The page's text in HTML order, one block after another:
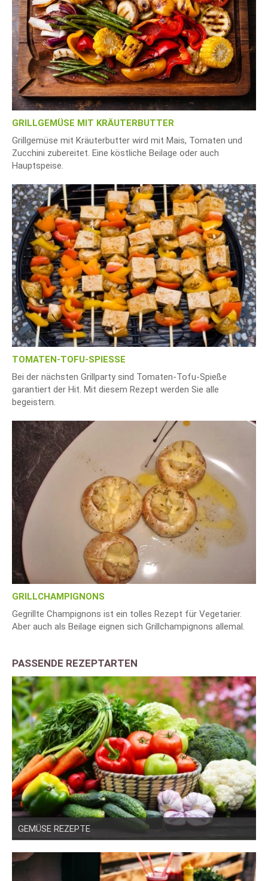
GRILLGEMÜSE MIT KRÄUTERBUTTER
Grillgemüse mit Kräuterbutter wird mit Mais, Tomaten und
Zucchini zubereitet. Eine köstliche Beilage oder auch
Hauptspeise.
TOMATEN-TOFU-SPIESSE
Bei der nächsten Grillparty sind Tomaten-Tofu-Spieße
garantiert der Hit. Mit diesem Rezept werden Sie alle
begeistern.
GRILLCHAMPIGNONS
Gegrillte Champignons ist ein tolles Rezept für Vegetarier.
Aber auch als Beilage eignen sich Grillchampignons allemal.
PASSENDE REZEPTARTEN
GEMÜSE REZEPTE